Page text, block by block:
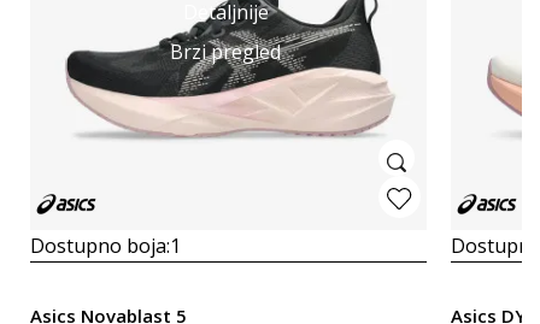
Detaljnije
Brzi pregled
Dostupno boja:1
Asics Novablast 5 Asics